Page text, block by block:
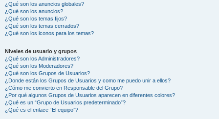
¿Qué son los anuncios globales?
¿Qué son los anuncios?
¿Qué son los temas fijos?
¿Qué son los temas cerrados?
¿Qué son los iconos para los temas?
Niveles de usuario y grupos
¿Qué son los Administradores?
¿Qué son los Moderadores?
¿Qué son los Grupos de Usuarios?
¿Donde están los Grupos de Usuarios y como me puedo unir a ellos?
¿Cómo me convierto en Responsable del Grupo?
¿Por qué algunos Grupos de Usuarios aparecen en diferentes colores?
¿Qué es un “Grupo de Usuarios predeterminado”?
¿Qué es el enlace “El equipo”?